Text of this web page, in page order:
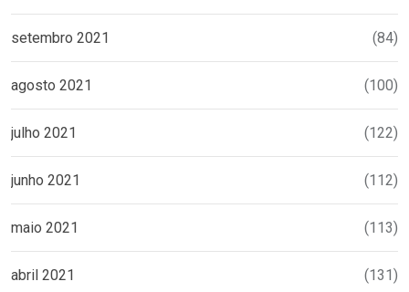
setembro 2021 (84)
agosto 2021 (100)
julho 2021 (122)
junho 2021 (112)
maio 2021 (113)
abril 2021 (131)